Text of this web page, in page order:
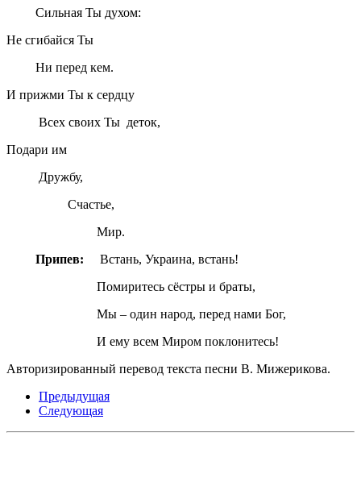
Сильная Ты духом:
Не сгибайся Ты
Ни перед кем.
И прижми Ты к сердцу
Всех своих Ты деток,
Подари им
Дружбу,
Счастье,
Мир.
Припев: Встань, Украина, встань!
Помиритесь сёстры и браты,
Мы – один народ, перед нами Бог,
И ему всем Миром поклонитесь!
Авторизированный перевод текста песни В. Мижерикова.
Предыдущая
Следующая